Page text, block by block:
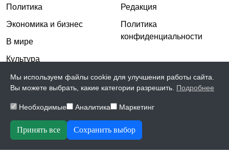
Политика
Экономика и бизнес
В мире
Культура
Спорт
Происшествия
Скандалы
Редакция
Политика
конфиденциальности
Мы используем файлы cookie для улучшения работы сайта.
Вы можете выбрать, какие категории разрешить. Подробнее
Необходимые Аналитика Маркетинг
Принять все Сохранить выбор